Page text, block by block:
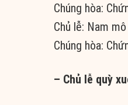
Chúng hòa:
Chủ lễ: Nam
Chúng hòa:
– Chủ lễ quỳ